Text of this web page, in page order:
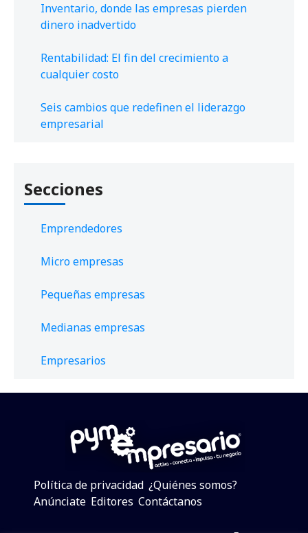
Inventario, donde las empresas pierden
dinero inadvertido
Rentabilidad: El fin del crecimiento a
cualquier costo
Seis cambios que redefinen el liderazgo
empresarial
Secciones
Emprendedores
Micro empresas
Pequeñas empresas
Medianas empresas
Empresarios
Política de privacidad ¿Quiénes somos?
Anúnciate Editores Contáctanos